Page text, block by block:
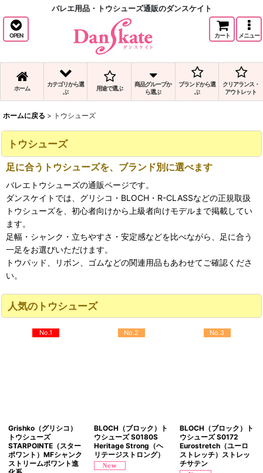
バレエ用品・トウシューズ通販のダンスケイト
OPEN カート メニュー
ホーム
カテゴリから選
ぶ
用途で選ぶ
商品グループか
ら選ぶ
ブランドから選
ぶ
クリアランス・
アウトレット
ホームに戻る > トウシューズ
トウシューズ
足に合うトウシューズを、ブランド別に選べます
バレエトウシューズの通販ページです。
ダンスケイトでは、グリシコ・BLOCH・R-CLASSなどの正規取扱
トウシューズを、初心者向けから上級者向けモデルまで掲載してい
ます。
足幅・シャンク・立ちやすさ・安定感などを比べながら、足に合う
一足をお選びいただけます。
トウパッド、リボン、ゴムなどの関連用品もあわせてご確認くださ
い。
人気のトウシューズ
No.1
Grishko（グリシコ）
トウシューズ
STARPOINTE（スター
ポワント）MFシャンク
ストリームポワント進
No.2
BLOCH（ブロック）ト
ウシューズ S0180S
Heritage Strong（ヘ
リテージストロング）
No.3
BLOCH（ブロック）ト
ウシューズ S0172
Eurostretch（ユーロ
ストレッチ）ストレッ
チサテン